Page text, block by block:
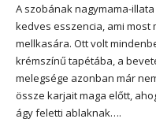
A szobának nagymama-
kedves esszencia, ami
mellkasára. Ott volt
krémszínű tapétába, a
melegsége azonban már
össze karjait maga előtt,
ágy feletti ablaknak….